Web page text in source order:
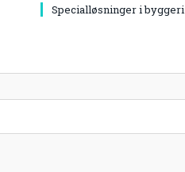
Specialløsninger i byggeri